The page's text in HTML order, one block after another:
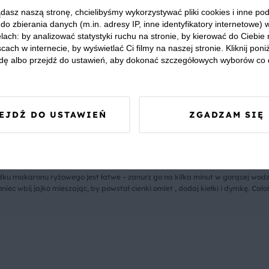
jest jako street food przyrządzany na bazie makaronu ryżowego
że kulinarne wspomnienie z tajskich wakacji z łatwością można
jest skomplikowany, a smażony makaron po tajsku – bo tak nazywa
jest makaron pad thai, najczęściej dodaje się też jajko. Do domowej
dania w domu ułatwi specjalna pasta pad-thai.
makaronu ryżowego jest łatwe – zanurz go na kilka minut w gorącej
wbij jajko mieszając, by powstał cienki omlet , dodaj kiełki i dymkę.
naszą stronę, chcielibyśmy wykorzystywać pliki cookies i inne
zbierania danych (m.in. adresy IP, inne identyfikatory internetowe)
by analizować statystyki ruchu na stronie, by kierować do Ciebie
w internecie, by wyświetlać Ci filmy na naszej stronie. Kliknij
albo przejdź do ustawień, aby dokonać szczegółowych wyborów co
DO USTAWIEŃ ZGADZAM SIĘ